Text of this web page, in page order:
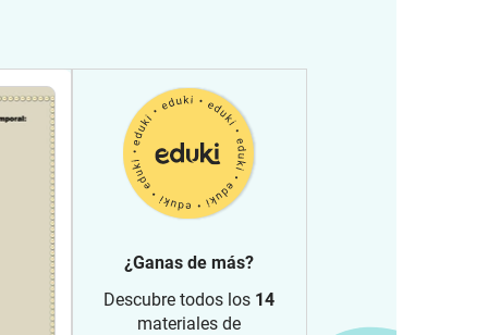
¿Ganas de más?
Descubre todos los 14
materiales de